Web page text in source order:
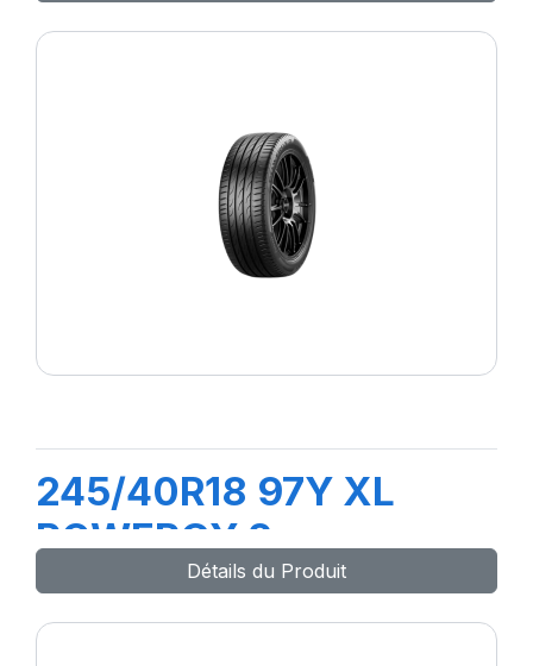
245/40R18 97Y XL
POWERGY 2
Détails du Produit